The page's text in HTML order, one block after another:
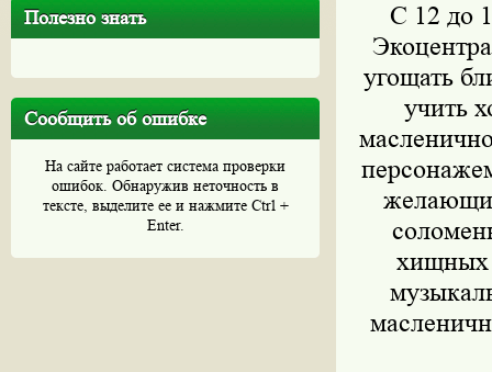
Полезно знать
Сообщить об ошибке
На сайте работает система проверки
ошибок. Обнаружив неточность в
тексте, выделите ее и нажмите Ctrl +
Enter.
С 12 до
угощать
учить
хищных